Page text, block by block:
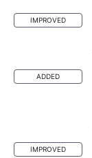
IMPROVED
ADDED
IMPROVED